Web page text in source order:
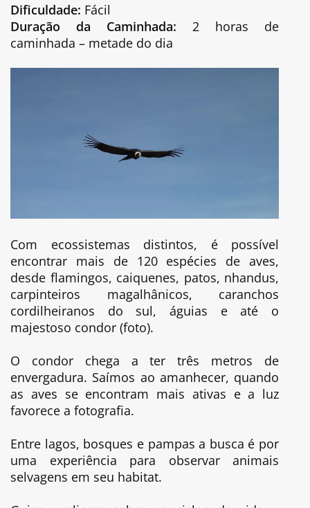
Dificuldade: Fácil
Duração da Caminhada: 2 horas de
caminhada – metade do dia
Com ecossistemas distintos, é possível
encontrar mais de 120 espécies de aves,
desde flamingos, caiquenes, patos, nhandus,
carpinteiros magalhânicos, caranchos
cordilheiranos do sul, águias e até o
majestoso condor (foto).
O condor chega a ter três metros de
envergadura. Saímos ao amanhecer, quando
as aves se encontram mais ativas e a luz
favorece a fotografia.
Entre lagos, bosques e pampas a busca é por
uma experiência para observar animais
selvagens em seu habitat.